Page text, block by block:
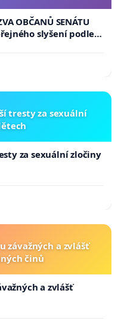
OBČANŮ SENÁTU
slyšení podle §
na přijetí
na prezidenta
tresty za sexuální
za sexuální zločiny
závažných a zvlášť
činů
a zvlášť